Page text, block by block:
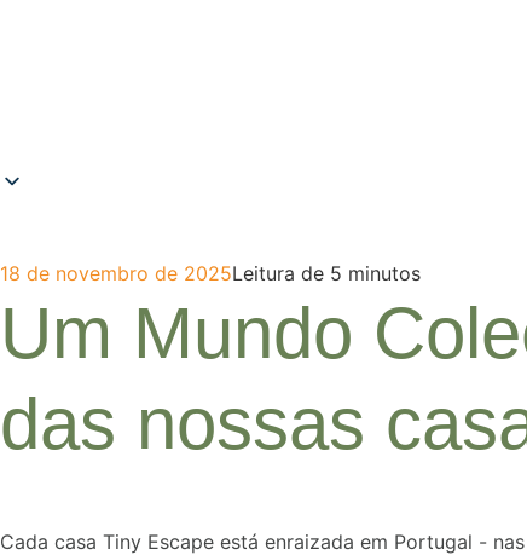
18 de novembro de 2025Leitura de 5 minutos
Um Mundo
das nossas
Cada casa Tiny Escape está enraizada em Portugal -